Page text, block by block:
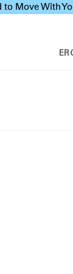
to Move With